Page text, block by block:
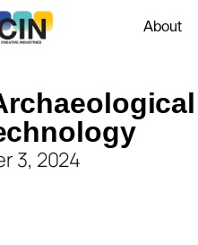
About
rchaeological
chnology
3, 2024